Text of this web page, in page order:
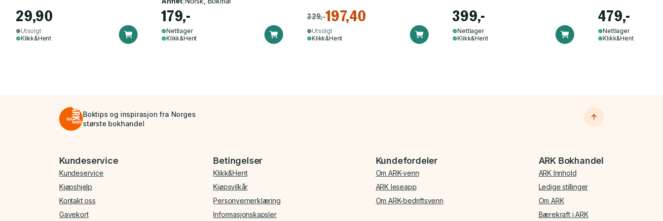
29,90
Utsolgt
Klikk&Hent
179,-
Nettlager
Klikk&Hent
329,-197,40
Utsolgt
Klikk&Hent
399,-
Nettlager
Klikk&Hent
479,-
Nettlager
Klikk&Hent
Boktips og inspirasjon fra Norges
største bokhandel
Bunnmeny
Kundeservice
Kundeservice
Kjøpshjelp
Kontakt oss
Gavekort
Betingelser
Klikk&Hent
Kjøpsvilkår
Personvernerklæring
Informasjonskapsler
Kundefordeler
Om ARK-venn
ARK leseapp
Om ARK-bedriftsvenn
ARK Bokhandel
ARK Innhold
Ledige stillinger
Om ARK
Bærekraft i ARK